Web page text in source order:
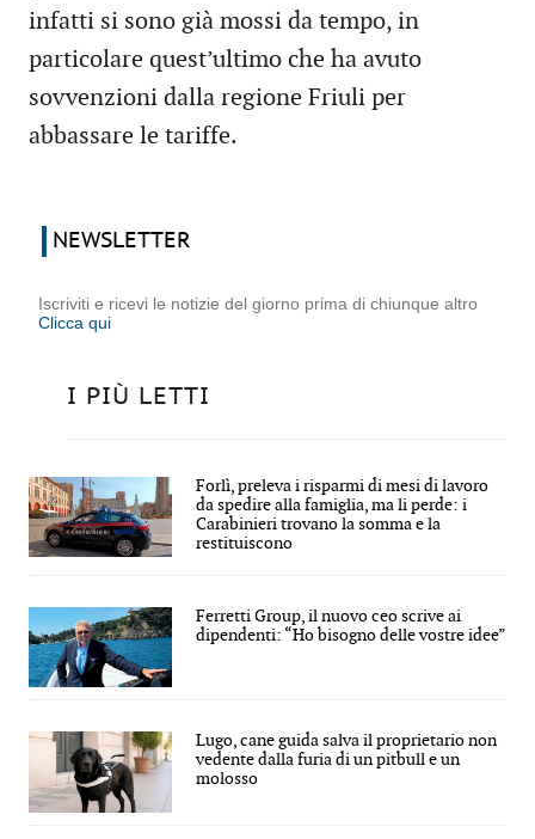
infatti si sono già mossi da tempo, in
particolare quest’ultimo che ha avuto
sovvenzioni dalla regione Friuli per
abbassare le tariffe.
NEWSLETTER
Iscriviti e ricevi le notizie del giorno prima di chiunque altro
Clicca qui
I PIÙ LETTI
Forlì, preleva i risparmi di mesi di lavoro
da spedire alla famiglia, ma li perde: i
Carabinieri trovano la somma e la
restituiscono
Ferretti Group, il nuovo ceo scrive ai
dipendenti: “Ho bisogno delle vostre idee”
Lugo, cane guida salva il proprietario non
vedente dalla furia di un pitbull e un
molosso